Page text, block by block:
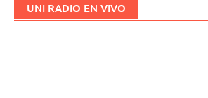
UNI RADIO EN VIVO